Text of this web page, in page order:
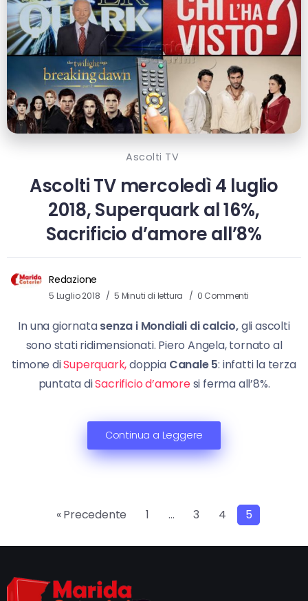
Ascolti TV
Ascolti TV mercoledì 4 luglio
2018, Superquark al 16%,
Sacrificio d’amore all’8%
Redazione
5 Luglio 2018 5 Minuti di lettura 0 Commenti
In una giornatasenza i Mondiali di calcio,gli ascolti
sono stati ridimensionati. Piero Angela, tornato al
timone diSuperquark,doppia Canale 5: infatti la terza
puntata diSacrificio d’amoresi ferma all’8%.
Continua a Leggere
« Precedente 1 … 3 4 5